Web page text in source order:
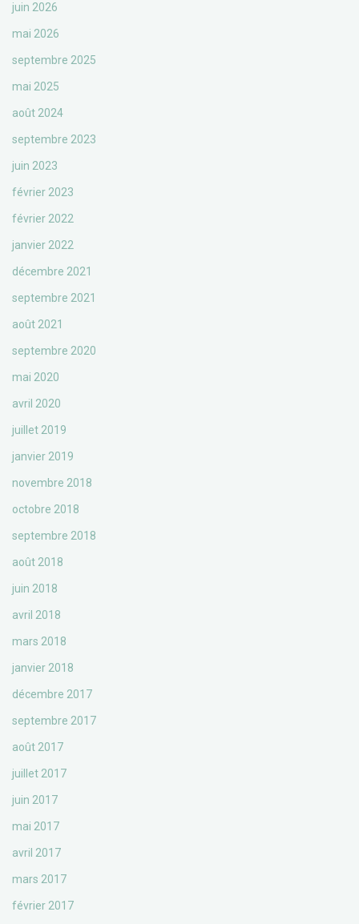
juin 2026
mai 2026
septembre 2025
mai 2025
août 2024
septembre 2023
juin 2023
février 2023
février 2022
janvier 2022
décembre 2021
septembre 2021
août 2021
septembre 2020
mai 2020
avril 2020
juillet 2019
janvier 2019
novembre 2018
octobre 2018
septembre 2018
août 2018
juin 2018
avril 2018
mars 2018
janvier 2018
décembre 2017
septembre 2017
août 2017
juillet 2017
juin 2017
mai 2017
avril 2017
mars 2017
février 2017